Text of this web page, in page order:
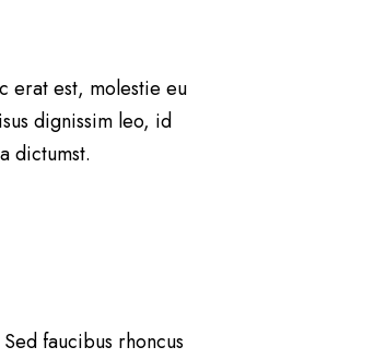
erat est, molestie eu
dignissim leo, id
dictumst.
faucibus rhoncus